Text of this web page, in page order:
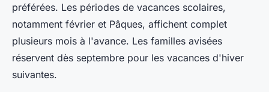
préférées. Les périodes de vacances scolaires,
notamment février et Pâques, affichent complet
plusieurs mois à l'avance. Les familles avisées
réservent dès septembre pour les vacances d'hiver
suivantes.